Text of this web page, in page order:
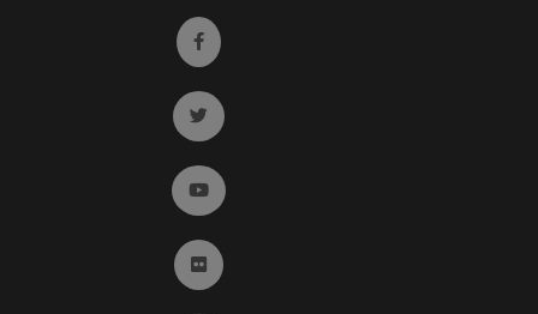
Ir a facebook (abre en ventana nueva)
Ir a twitter (abre en ventana nueva)
Ir a YouTube (abre en ventana nueva)
Ir a Flickr (abre en ventana nueva)